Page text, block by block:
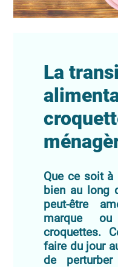
La
Que ce soit à
bien au long
peut-être
marque
croquettes.
faire du jour
de